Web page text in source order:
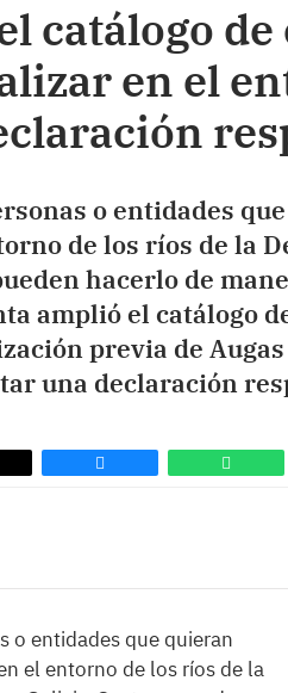
catálogo de
en el
o entidades
de los ríos de la
hacerlo de
amplió el catálogo
previa de
una declaración
o entidades que quieran
el entorno de los ríos de la